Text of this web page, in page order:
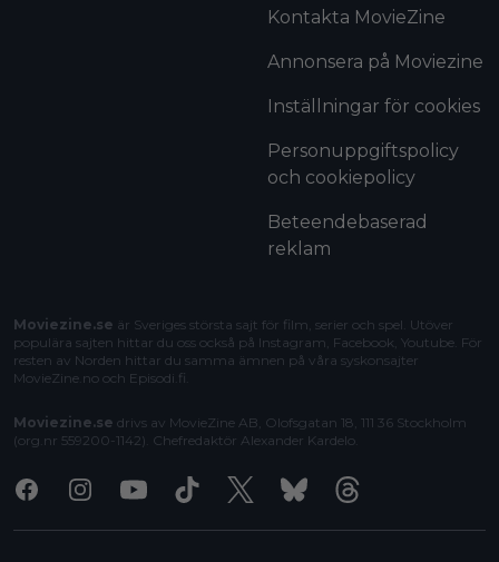
Kontakta MovieZine
Annonsera på Moviezine
Inställningar för cookies
Personuppgiftspolicy
och cookiepolicy
Beteendebaserad
reklam
Moviezine.se är Sveriges största sajt för film, serier och spel. Utöver
populära sajten hittar du oss också på Instagram, Facebook, Youtube. För
resten av Norden hittar du samma ämnen på våra syskonsajter
MovieZine.no och Episodi.fi
Moviezine.se drivs av MovieZine AB, Olofsgatan 18, 111 36 Stockholm
(org.nr 559200-1142). Chefredaktör Alexander Kardelo
FacebookInstagramYoutubeTiktok X BlueskyThreads